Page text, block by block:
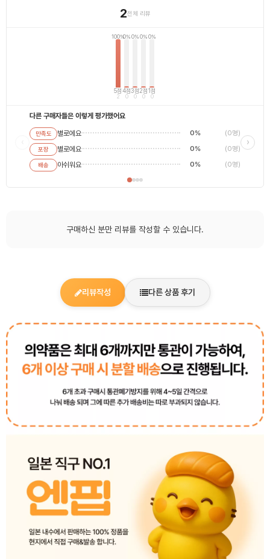
2전체 리뷰
100%
5점
2
0%
4점
0
0%
3점
0
0%
2점
0
0%
1점
0
다른 구매자들은 이렇게 평가했어요
만족도 별로에요 0% (0명)
포장 별로에요 0% (0명)
배송 아쉬워요 0% (0명)
별로에
평범해
›
구매하신 분만 리뷰를 작성할 수 있습니다.
리뷰작성 다른 상품 후기